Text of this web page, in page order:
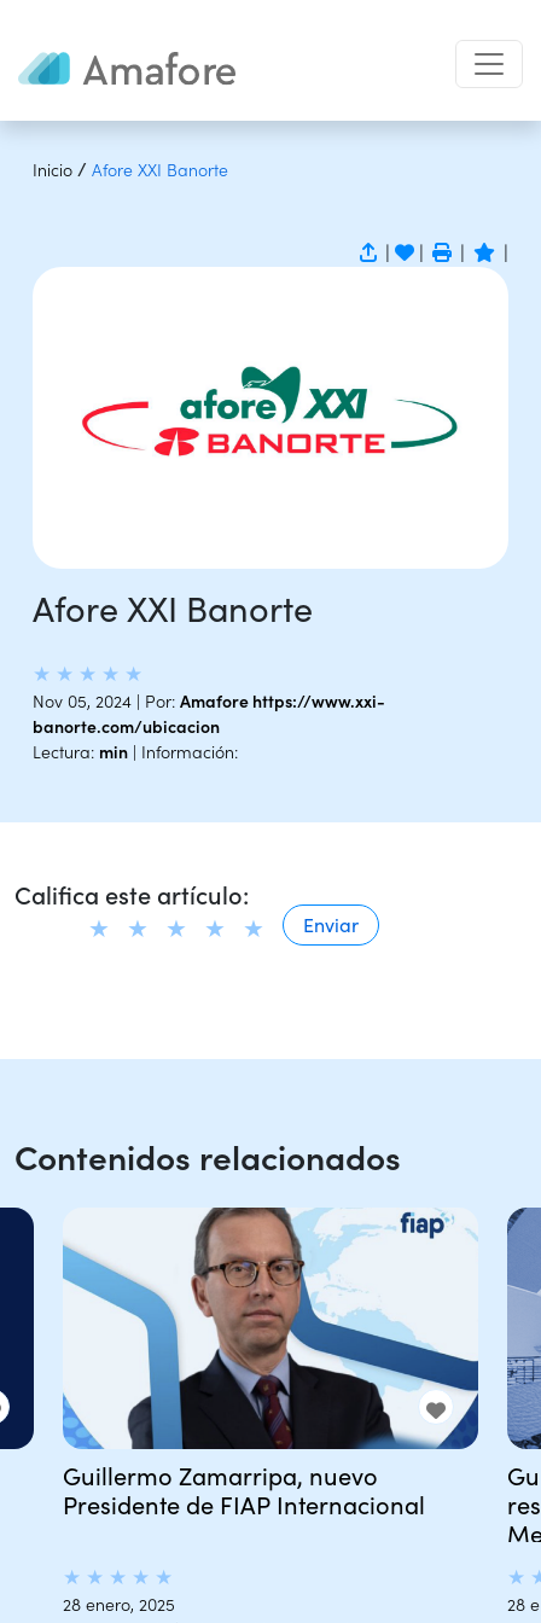
Inicio / Afore XXI Banorte
| | | |
Afore XXI Banorte
★ ★ ★ ★ ★
Nov 05, 2024 | Por: Amafore https://www.xxi-
banorte.com/ubicacion
Lectura: min | Información:
Califica este artículo:
Contenidos relacionados
Guillermo Zamarripa, nuevo
Presidente de FIAP Internacional
★ ★ ★ ★ ★
28 enero, 2025
★
28